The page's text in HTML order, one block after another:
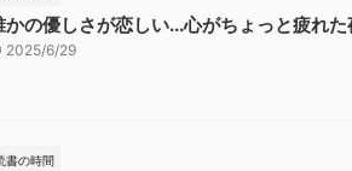
かの優しさが恋しい...心がちょっと疲れ
2025/6/29
書の時間